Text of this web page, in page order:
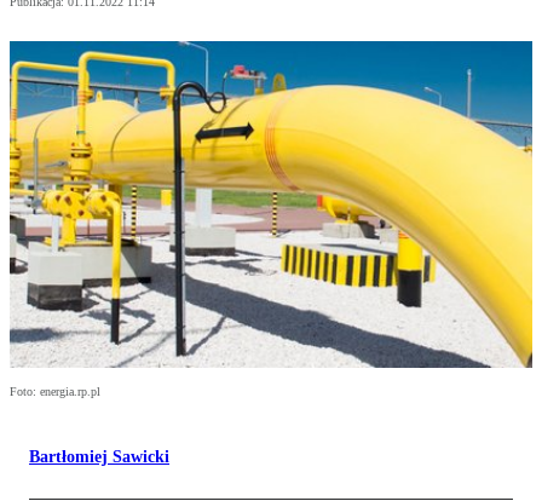
Foto: energia.rp.pl
Bartłomiej Sawicki